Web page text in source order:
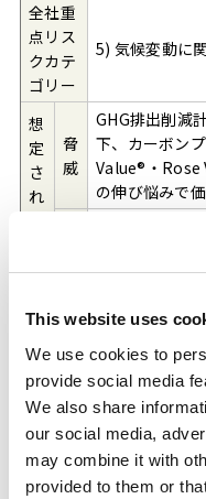
This website uses
We use cookies to
provide social media
We also share
our social media,
may combine it with
provided to them or
全社重
点リス
クカテ
ゴリー
5) 気候変動に
想
定
さ
れ
象
脅
威
GHG排出削減
下、カーボン
Value®・Rose
の伸び悩みで
低GHGの新規
ュートラルの
コスト増加影
リスク
ー
（サブ
オーナ
ー）
管掌社長特別
（生産・技術
付執行役員）
次のカーボン
切な推進